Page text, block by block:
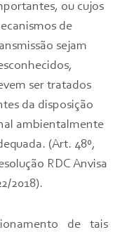
ou cujos
de
sejam
ser tratados
da disposição
ambientalmente
(Art. 48º,
RDC Anvisa
2018).
de tais